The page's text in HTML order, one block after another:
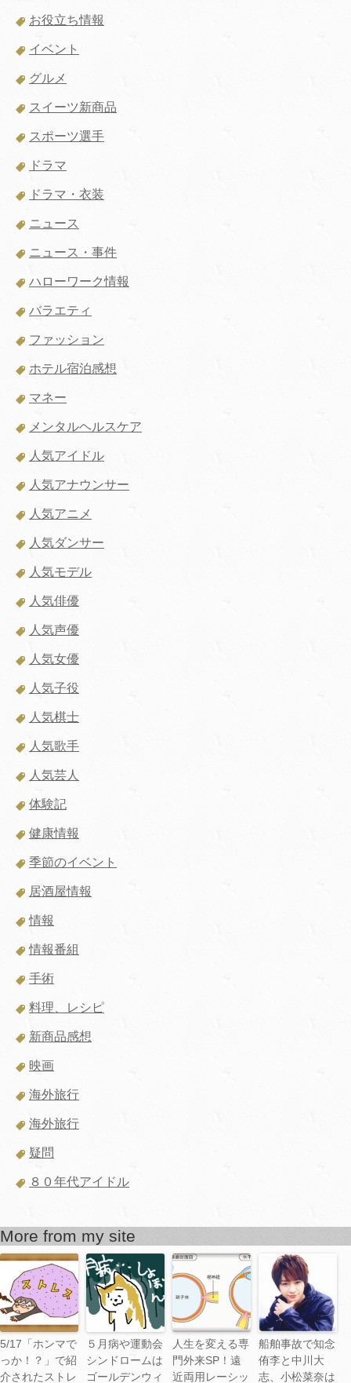
お役立ち情報
イベント
グルメ
スイーツ新商品
スポーツ選手
ドラマ
ドラマ・衣装
ニュース
ニュース・事件
ハローワーク情報
バラエティ
ファッション
ホテル宿泊感想
マネー
メンタルヘルスケア
人気アイドル
人気アナウンサー
人気アニメ
人気ダンサー
人気モデル
人気俳優
人気声優
人気女優
人気子役
人気棋士
人気歌手
人気芸人
体験記
健康情報
季節のイベント
居酒屋情報
情報
情報番組
手術
料理、レシピ
新商品感想
映画
海外旅行
海外旅行
疑問
８０年代アイドル
More from my site
5/17「ホンマで
っか！？」で紹
介されたストレ
５月病や運動会
シンドロームは
ゴールデンウィ
人生を変える専
門外来SP！遠
近両用レーシッ
船舶事故で知念
侑李と中川大
志、小松菜奈は